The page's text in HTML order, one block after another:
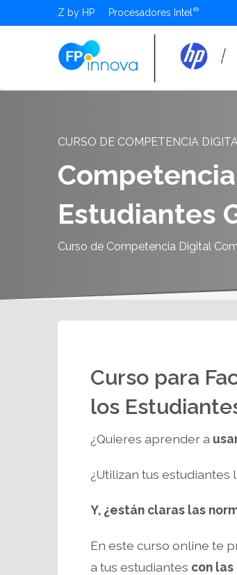
Z by HP Procesadores Intel
CURSO DE COMPETENCIA
Estudiantes
Curso de Competencia Digital
Curso para
los
¿Quieres aprender a
¿Utilizan tus
Y, ¿están claras las
En este curso online te
a tus estudiantes con